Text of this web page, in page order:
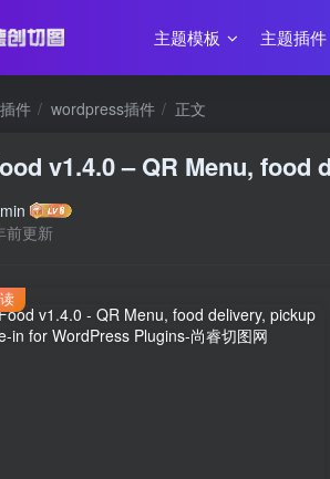
主题模板 主题插件
件 wordpress插件 正文
v1.4.0 – QR Menu,
前更新